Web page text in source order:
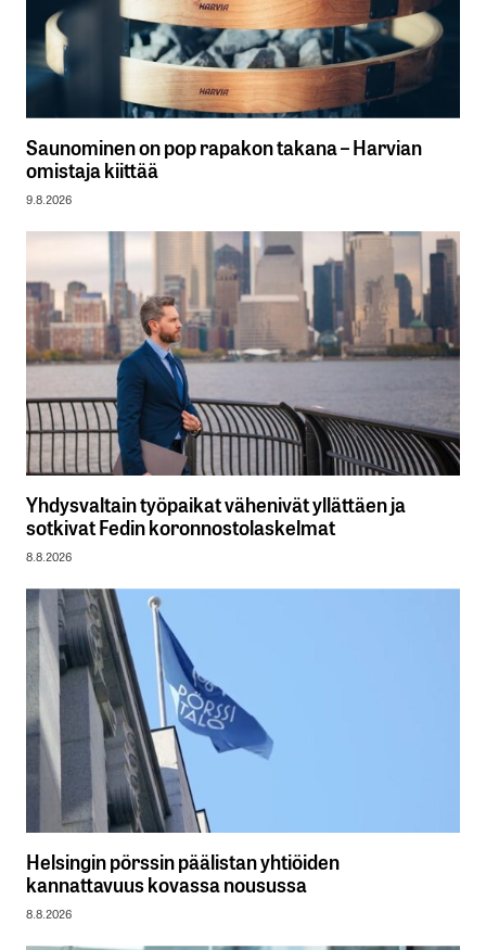
Saunominen on pop rapakon takana – Harvian
omistaja kiittää
9.8.2026
Yhdysvaltain työpaikat vähenivät yllättäen ja
sotkivat Fedin koronnostolaskelmat
8.8.2026
Helsingin pörssin päälistan yhtiöiden
kannattavuus kovassa nousussa
8.8.2026